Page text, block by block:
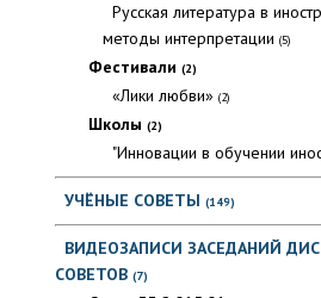
Русская литература в
методы интерпретации (5)
Фестивали (2)
«Лики любви» (2)
Школы (2)
"Инновации в обучении
УЧЁНЫЕ СОВЕТЫ (149)
ВИДЕОЗАПИСИ ЗАСЕДАНИЙ
СОВЕТОВ (7)